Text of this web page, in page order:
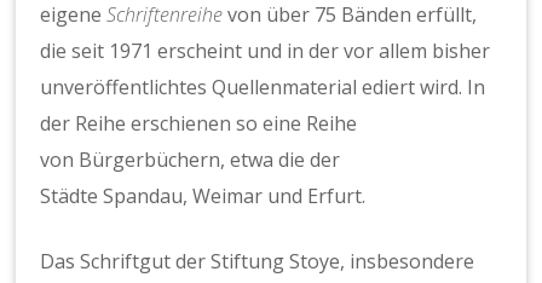
eigeneSchriftenreihevon über 75 Bänden erfüllt,
die seit 1971 erscheint und in der vor allem bisher
unveröffentlichtes Quellenmaterial ediert wird. In
der Reihe erschienen so eine Reihe
von Bürgerbüchern, etwa die der
Städte Spandau, Weimar und Erfurt.
Das Schriftgut der Stiftung Stoye, insbesondere